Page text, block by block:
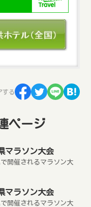
する
ページ
マラソン大会
開催されるマラソン大
マラソン大会
開催されるマラソン大